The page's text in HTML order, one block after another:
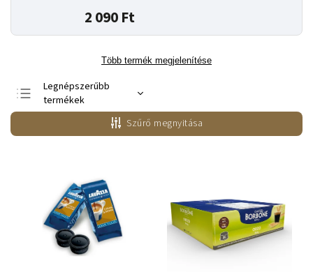
2 090 Ft
Több termék megjelenítése
Legnépszerűbb
termékek
Legolcsóbb elöl
Legdrágább
Szűrő megnyitása